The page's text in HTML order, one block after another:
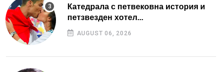
Катедрала с петвековна история и
петзвезден хотел...
AUGUST 06, 2026